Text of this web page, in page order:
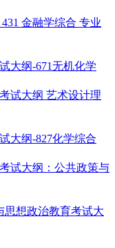
金融学综合 专业
大纲-671无机化学
试大纲 艺术设计理
大纲-827化学综合
试大纲：公共政策与
思想政治教育考试大